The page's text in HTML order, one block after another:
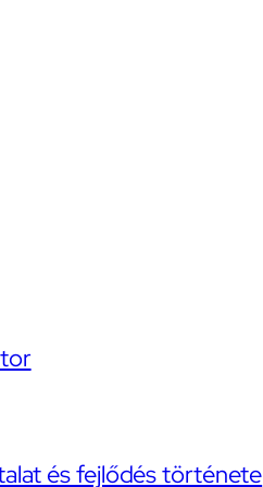
és fejlődés története